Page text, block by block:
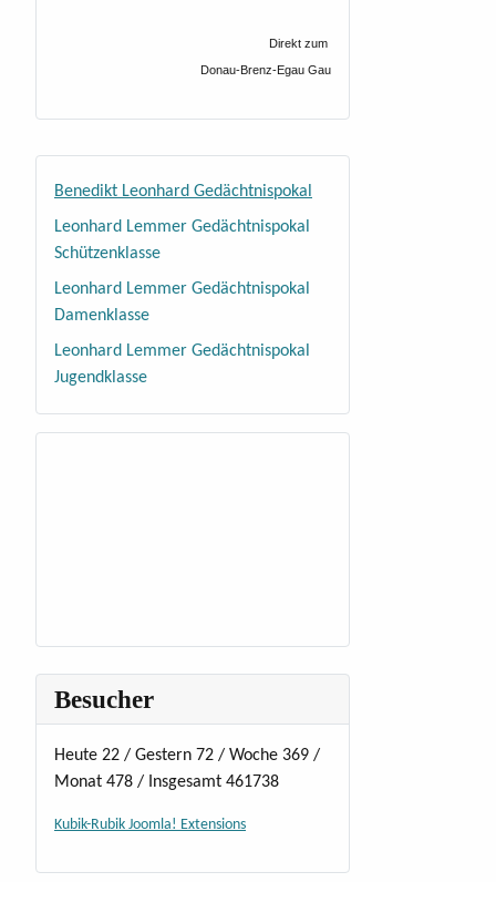
Benedikt Leonhard Gedächtnispokal
Leonhard Lemmer Gedächtnispokal
Schützenklasse
Leonhard Lemmer Gedächtnispokal
Damenklasse
Leonhard Lemmer Gedächtnispokal
Jugendklasse
Direkt zum
Donau-Brenz-Egau Gau
Besucher
Heute 22 / Gestern 72 / Woche 369 /
Monat 478 / Insgesamt 461738
Kubik-Rubik Joomla! Extensions